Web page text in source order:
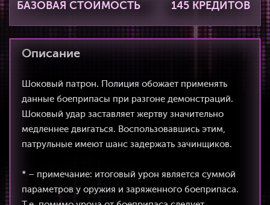
БАЗОВАЯ СТОИМОСТЬ
145 КРЕДИТОВ
Описание
Шоковый патрон. Полиция обожает применять
данные боеприпасы при разгоне демонстраций.
Шоковый удар заставляет жертву значительно
медленнее двигаться. Воспользовавшись этим,
патрульные имеют шанс задержать зачинщиков.
* – примечание: итоговый урон является суммой
параметров у оружия и заряженного боеприпаса.